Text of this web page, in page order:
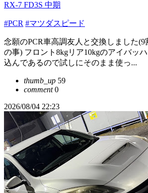
RX-7 FD3S 中期
#PCR #マツダスピード
念願のPCR車高調友人と交換しました(9
の事) フロント8kgリア10kgのアイバッ
込んであるので試しにそのまま使っ...
thumb_up 59
comment0
2026/08/04 22:23